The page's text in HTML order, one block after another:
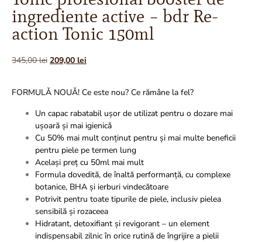
ingrediente active – bdr Re-
action Tonic 150ml
345,00lei 209,00 lei
FORMULǍ NOUǍ! Ce este nou? Ce rămâne la fel?
Un capac rabatabil ușor de utilizat pentru o dozare mai
ușoară și mai igienicǎ
Cu 50% mai mult conținut pentru și mai multe beneficii
pentru piele pe termen lung
Același preț cu 50ml mai mult
Formula dovedită, de înaltă performanță, cu complexe
botanice, BHA și ierburi vindecătoare
Potrivit pentru toate tipurile de piele, inclusiv pielea
sensibilă și rozaceea
Hidratant, detoxifiant și revigorant – un element
indispensabil zilnic în orice rutină de îngrijire a pielii